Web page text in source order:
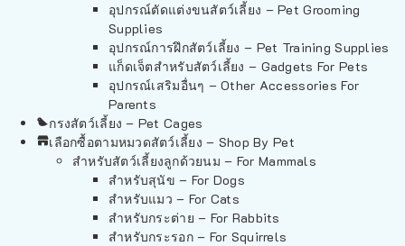
อุปกรณ์ตัดแต่งขนสัตว์เลี้ยง – Pet Grooming
Supplies
อุปกรณ์การฝึกสัตว์เลี้ยง – Pet Training Supplies
แก็ดเจ็ตสำหรับสัตว์เลี้ยง – Gadgets For Pets
อุปกรณ์เสริมอื่นๆ – Other Accessories For
Parents
กรงสัตว์เลี้ยง – Pet Cages
เลือกซื้อตามหมวดสัตว์เลี้ยง – Shop By Pet
สำหรับสัตว์เลี้ยงลูกด้วยนม – For Mammals
สำหรับสุนัข – For Dogs
สำหรับแมว – For Cats
สำหรับกระต่าย – For Rabbits
สำหรับกระรอก – For Squirrels